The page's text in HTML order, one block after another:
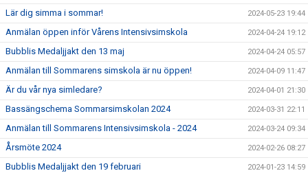
Lär dig simma i sommar! 2024-05-23 19:44
Anmälan öppen inför Vårens Intensivsimskola 2024-04-24 19:12
Bubblis Medaljjakt den 13 maj 2024-04-24 05:57
Anmälan till Sommarens simskola är nu öppen! 2024-04-09 11:47
Är du vår nya simledare? 2024-04-01 21:30
Bassängschema Sommarsimskolan 2024 2024-03-31 22:11
Anmälan till Sommarens Intensivsimskola - 2024 2024-03-24 09:34
Årsmöte 2024 2024-02-26 08:27
Bubblis Medaljjakt den 19 februari 2024-01-23 14:59